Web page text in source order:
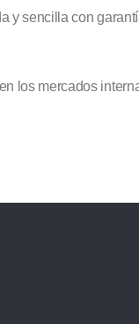
y sencilla con
los mercados